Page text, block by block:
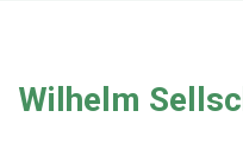
Wilhelm